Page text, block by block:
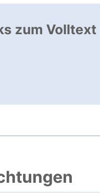
zum Volltext
öffnet neues